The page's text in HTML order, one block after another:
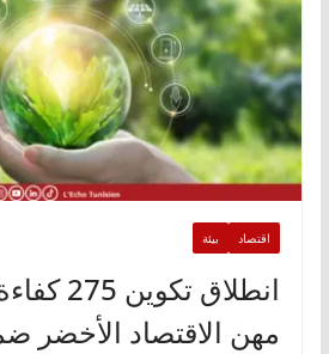
اقتصاد بيئة
انطلاق
مهن الاقتصاد الأخضر